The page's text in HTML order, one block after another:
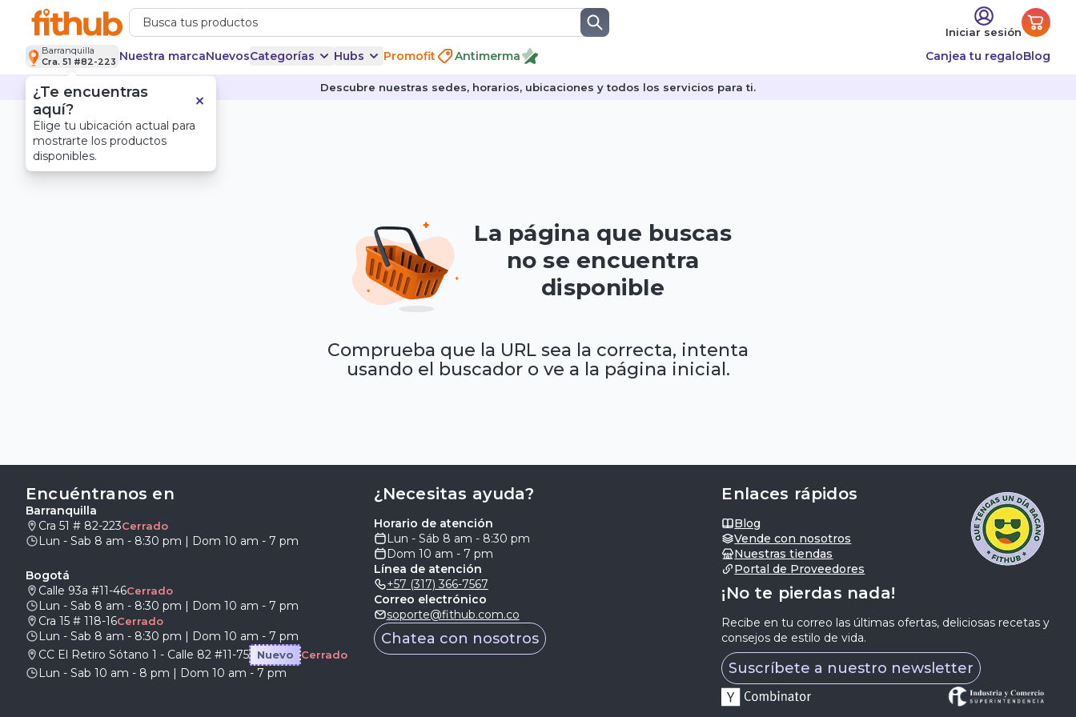
Iniciar sesión
Barranquilla
Cra. 51 #82-223 Nuestra marcaNuevosCategorías Hubs Promofit Antimerma Canjea tu regaloBlog
Descubre nuestras sedes, horarios, ubicaciones y todos los servicios para ti.
La página que buscas
no se encuentra
disponible
Comprueba que la URL sea la correcta, intenta
usando el buscador o ve a la página inicial.
Encuéntranos en
Barranquilla
Cra 51 # 82-223Cerrado
Lun - Sab 8 am - 8:30 pm | Dom 10 am - 7 pm
Bogotá
Calle 93a #11-46Cerrado
Lun - Sab 8 am - 8:30 pm | Dom 10 am - 7 pm
Cra 15 # 118-16Cerrado
Lun - Sab 8 am - 8:30 pm | Dom 10 am - 7 pm
CC El Retiro Sótano 1 - Calle 82 #11-75
Nuevo Cerrado
Lun - Sab 10 am - 8 pm | Dom 10 am - 7 pm
Enlaces rápidos
Blog
Vende con nosotros
Nuestras tiendas
Portal de Proveedores
¡No te pierdas nada!
Recibe en tu correo las últimas ofertas, deliciosas recetas y
consejos de estilo de vida.
Suscríbete a nuestro newsletter
¿Necesitas ayuda?
Horario de atención
Lun - Sáb 8 am - 8:30 pm
Dom 10 am - 7 pm
Línea de atención
+57 (317) 366-7567
Correo electrónico
soporte@fithub.com.co
Chatea con nosotros
¿Te encuentras
aquí?
Elige tu ubicación actual para
mostrarte los productos
disponibles.